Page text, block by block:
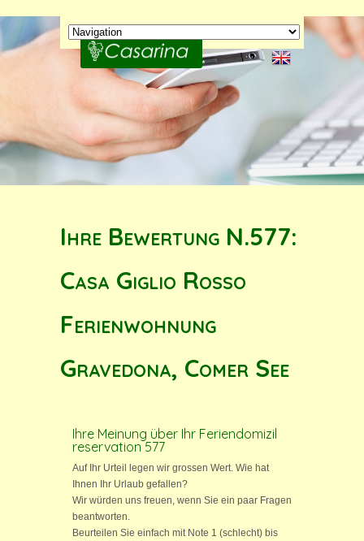
Ihre Bewertung N.577:
Casa Giglio Rosso
Ferienwohnung
Gravedona, Comer See
Ihre Meinung über Ihr Feriendomizil
reservation 577
Auf Ihr Urteil legen wir grossen Wert. Wie hat
Ihnen Ihr Urlaub gefallen?
Wir würden uns freuen, wenn Sie ein paar Fragen
beantworten.
Beurteilen Sie einfach mit Note 1 (schlecht) bis